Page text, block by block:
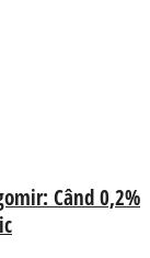
Când 0,2%